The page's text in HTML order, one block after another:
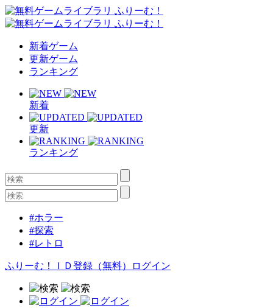
新着ゲーム
更新ゲーム
ランキング
新着
更新
ランキング
#ホラー
#探索
#レトロ
ふりーむ！ＩＤ登録（無料） ログイン